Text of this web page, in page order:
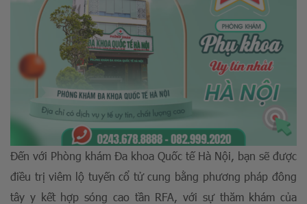
Đến với Phòng khám Đa khoa Quốc tế Hà Nội, bạn sẽ được
điều trị viêm lộ tuyến cổ tử cung bằng phương pháp đông
tây y kết hợp sóng cao tần RFA, với sự thăm khám của